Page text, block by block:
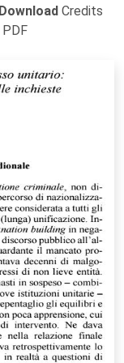
Credits